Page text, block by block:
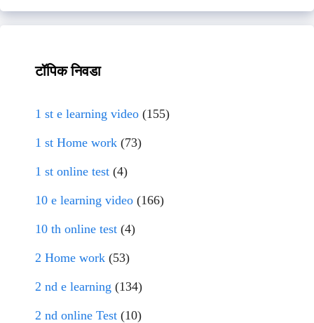
टॉपिक निवडा
1 st e learning video (155)
1 st Home work (73)
1 st online test (4)
10 e learning video (166)
10 th online test (4)
2 Home work (53)
2 nd e learning (134)
2 nd online Test (10)